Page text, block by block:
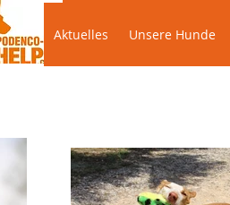
Aktuelles Unsere
Aktuelles Unsere Hunde